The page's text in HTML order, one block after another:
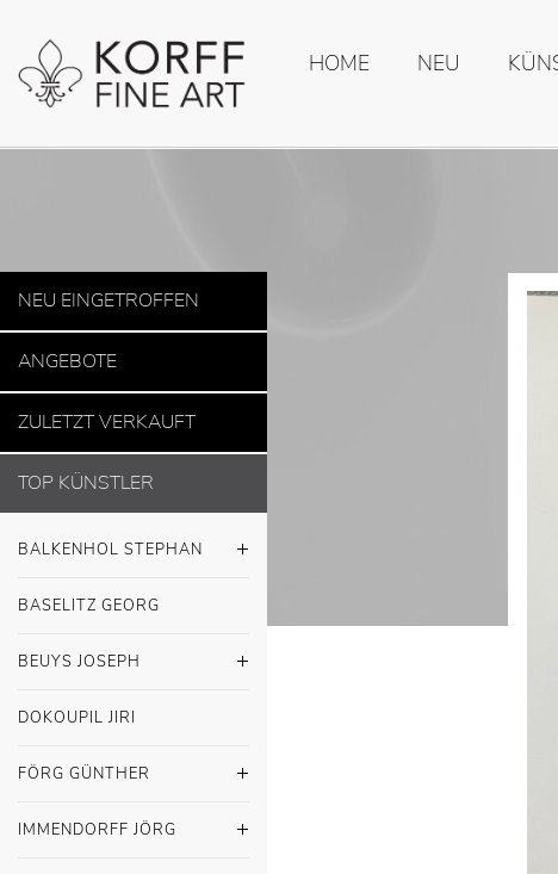
HOME NEU
NEU EINGETROFFEN
ANGEBOTE
ZULETZT VERKAUFT
TOP KÜNSTLER
BALKENHOL STEPHAN
BASELITZ GEORG
BEUYS JOSEPH
DOKOUPIL JIRI
FÖRG GÜNTHER
IMMENDORFF JÖRG